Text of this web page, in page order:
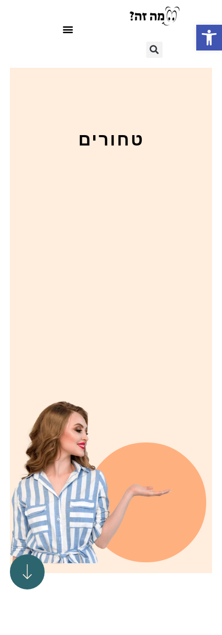
פתח סרגל נגישות
טחורים